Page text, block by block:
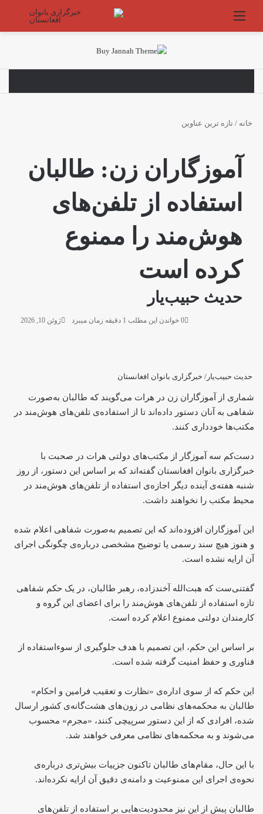
منو
خانه / تازه ترین عناوین
آموزگاران زن: طالبان
استفاده‌ از تلفن‌های
هوش‌مند را ممنوع
کرده است
حدیث حبیب‌یار
ژوئن 10, 2026 0 خواندن این مطلب 1 دقیقه زمان میبرد
حدیث حبیب‌یار/ خبرگزاری بانوان افغانستان
شماری از آموزگاران زن در هرات می‌گویند که طالبان به‌صورت
شفاهی به آنان دستور داده‌اند تا از استفاده‌ی تلفن‌های هوش‌مند در
مکتب‌ها خودداری کنند.
دست‌کم سه آموزگار از مکتب‌های دولتی هرات در صحبت با
خبرگزاری بانوان افغانستان گفته‌اند که بر اساس این دستور، از روز
شنبه هفته‌ی آینده دیگر اجازه‌ی استفاده از تلفن‌های هوش‌مند در
محیط مکتب را نخواهند داشت.
این آموزگاران افزوده‌اند که این تصمیم به‌صورت شفاهی اعلام شده
و هنوز هیچ سند رسمی یا توضیح مشخصی درباره‌‌‌ی چگونگی اجرای
آن ارایه نشده است.
گفتنی‌ست که هبت‌الله آخندزاده، رهبر طالبان، در یک حکم شفاهی
تازه استفاده از تلفن‌های هوش‌مند را برای اعضای این گروه و
کارمندان دولتی ممنوع اعلام کرده است.
بر اساس این حکم، این تصمیم با هدف جلوگیری از سوءاستفاده از
فناوری و حفظ امنیت گرفته شده است.
این حکم که از سوی اداره‌ی «نظارت و تعقیب فرامین و احکام»
طالبان به محکمه‌های نظامی در زون‌های هشت‌گانه‌ی کشور ارسال
شده، افرادی که از این دستور سرپیچی کنند، «مجرم» محسوب
می‌شوند و به محکمه‌های نظامی معرفی خواهند شد.
با این حال، مقام‌های طالبان تاکنون جزییات بیش‌تری درباره‌ی‌
نحوه‌ی اجرای این ممنوعیت و دامنه‌ی دقیق آن ارایه نکرده‌اند.
طالبان پیش از این نیز محدودیت‌هایی بر استفاده از تلفن‌های